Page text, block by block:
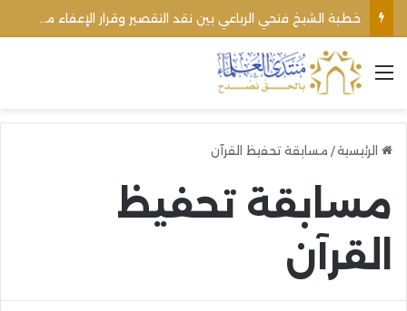
القائمة
الرئيسية/ مسابقة تحفيظ القرآن
مسابقة تحفيظ
القرآن